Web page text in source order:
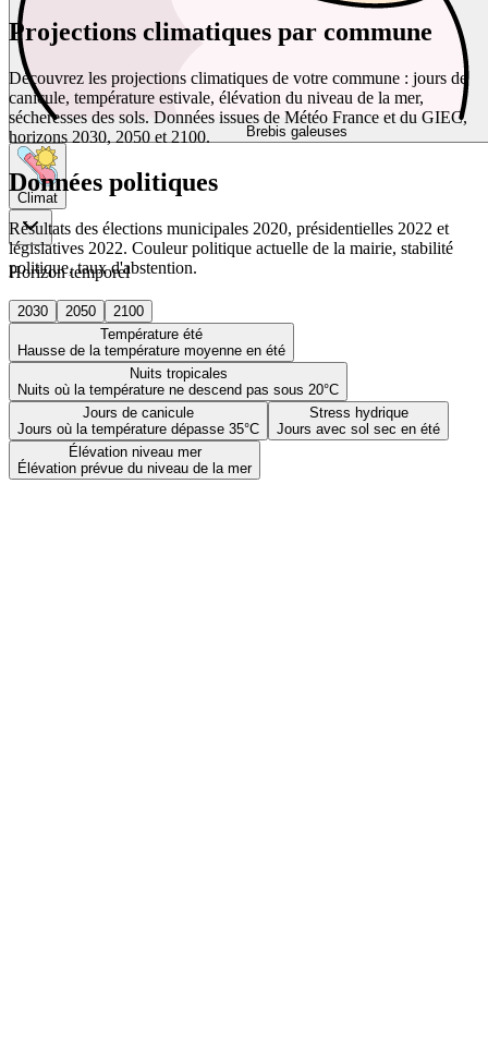
Brebis galeuses
Climat
Horizon temporel
2030 2050
2100
Température été
Hausse de la température moyenne en été
Nuits tropicales
Nuits où la température ne descend pas sous 20°C
Jours de canicule
Jours où la température dépasse 35°C
Stress hydrique
Jours avec sol sec en été
Élévation niveau mer
Élévation prévue du niveau de la mer
Projections climatiques par commune
Découvrez les projections climatiques de votre commune : jours de
canicule, température estivale, élévation du niveau de la mer,
sécheresses des sols. Données issues de Météo France et du GIEC,
horizons 2030, 2050 et 2100.
Données politiques
Résultats des élections municipales 2020, présidentielles 2022 et
législatives 2022. Couleur politique actuelle de la mairie, stabilité
politique, taux d'abstention.